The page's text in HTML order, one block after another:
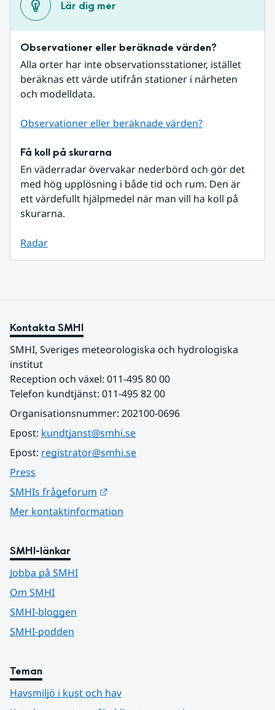
Lär dig mer
Observationer eller beräknade värden?
Alla orter har inte observationsstationer, istället
beräknas ett värde utifrån stationer i närheten
och modelldata.
Observationer eller beräknade värden?
Få koll på skurarna
En väderradar övervakar nederbörd och gör det
med hög upplösning i både tid och rum. Den är
ett värdefullt hjälpmedel när man vill ha koll på
skurarna.
Radar
Kontakta SMHI
SMHI, Sveriges meteorologiska och hydrologiska
institut
Reception och växel: 011-495 80 00
Telefon kundtjänst: 011-495 82 00
Organisationsnummer: 202100-0696
Epost: kundtjanst@smhi.se
Epost: registrator@smhi.se
Press
SMHIs frågeforum
Mer kontaktinformation
SMHI-länkar
Jobba på SMHI
Om SMHI
SMHI-bloggen
SMHI-podden
Teman
Havsmiljö i kust och hav